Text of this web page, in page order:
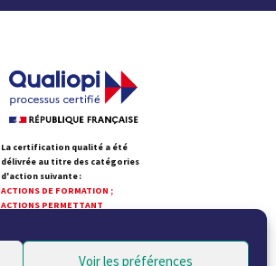
Voir les préférences
La certification qualité a été
délivrée au titre des catégories
d'action suivante :
ACTIONS DE FORMATION ;
ACTIONS PERMETTANT